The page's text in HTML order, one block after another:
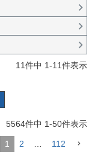
11件中 1-11件表示
5564件中 1-50件表示
1 2 … 112